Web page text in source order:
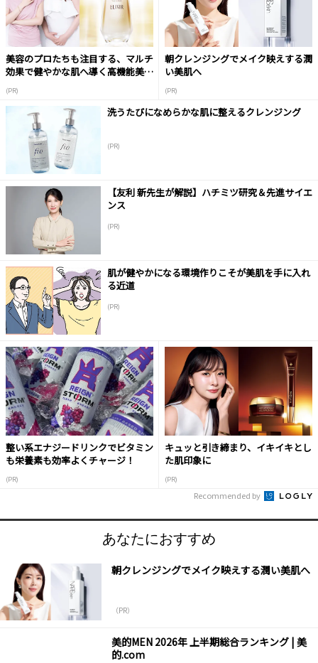
美容のプロたちも注目する、マルチ
効果で健やかな肌へ導く高機能美容
(PR)
朝クレンジングでメイク映えする潤
い美肌へ
(PR)
洗うたびになめらかな肌に整えるクレンジング
(PR)
【友利 新先生が解説】ハチミツ研究＆先進サイエ
ンス
(PR)
肌が健やかになる環境作りこそが美肌を手に入れ
る近道
(PR)
整い系エナジードリンクでビタミン
も栄養素も効率よくチャージ！
(PR)
キュッと引き締まり、イキイキとし
た肌印象に
(PR)
Recommended by
あなたにおすすめ
朝クレンジングでメイク映えする潤い美肌へ
（PR）
美的MEN 2026年 上半期総合ランキング | 美
的.com